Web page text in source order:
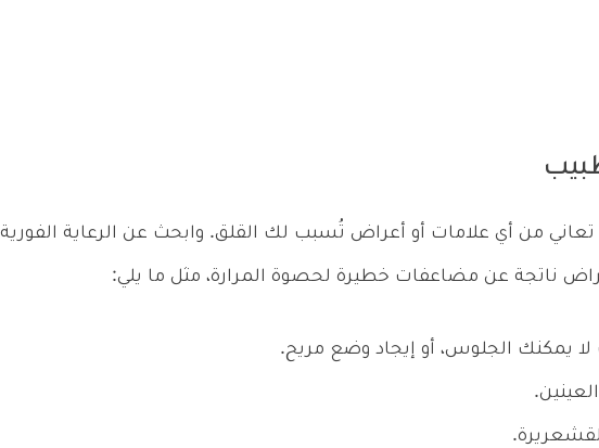
من أي علامات أو أعراض تُسبب لك القلق. وابحث عن الرعاية الفورية
ناتجة عن مضاعفات خطيرة لحصوة المرارة، مثل ما يلي:
يمكنك الجلوس، أو إيجاد وضع مريح.